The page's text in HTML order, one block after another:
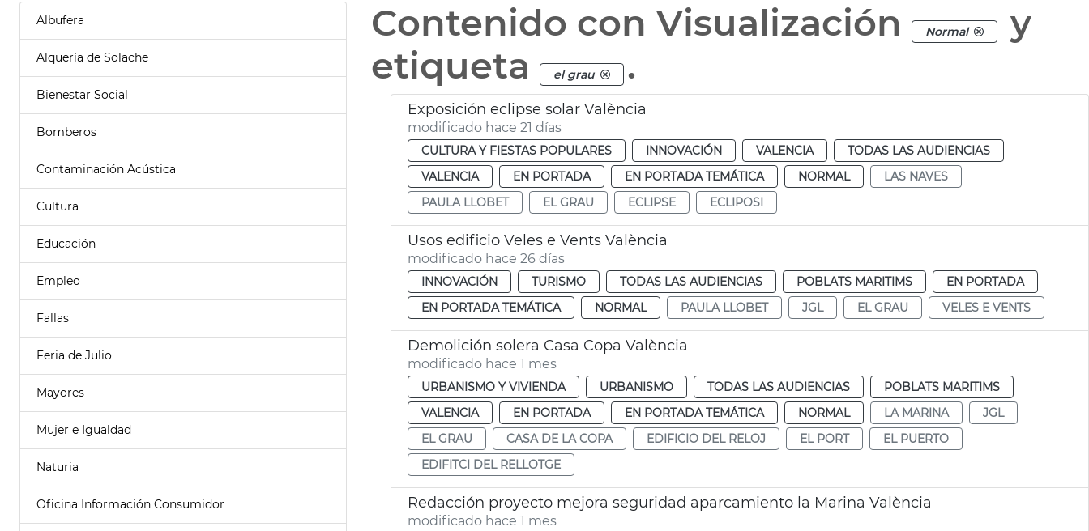
Albufera
Alquería de Solache
Bienestar Social
Bomberos
Contaminación Acústica
Cultura
Educación
Empleo
Fallas
Feria de Julio
Mayores
Mujer e Igualdad
Naturia
Oficina Información Consumidor
Contenido con Visualización Normal
y
etiqueta
el grau .
Exposición eclipse solar València
modificado hace 21 días
CULTURA Y FIESTAS POPULARES INNOVACIÓN VALENCIA
TODAS LAS AUDIENCIAS
VALENCIA
EN PORTADA EN PORTADA TEMÁTICA NORMAL
LAS NAVES
PAULA LLOBET
EL GRAU ECLIPSE ECLIPOSI
Usos edificio Veles e Vents València
modificado hace 26 días
INNOVACIÓN TURISMO TODAS LAS AUDIENCIAS POBLATS MARITIMS
EN PORTADA
EN PORTADA TEMÁTICA
NORMAL PAULA LLOBET JGL EL GRAU VELES E VENTS
Demolición solera Casa Copa València
modificado hace 1 mes
URBANISMO Y VIVIENDA URBANISMO TODAS LAS AUDIENCIAS
POBLATS MARITIMS
VALENCIA
EN PORTADA EN PORTADA TEMÁTICA NORMAL LA MARINA
JGL
EL GRAU
CASA DE LA COPA EDIFICIO DEL RELOJ EL PORT
EL PUERTO
EDIFITCI DEL RELLOTGE
Redacción proyecto mejora seguridad aparcamiento la Marina València
modificado hace 1 mes